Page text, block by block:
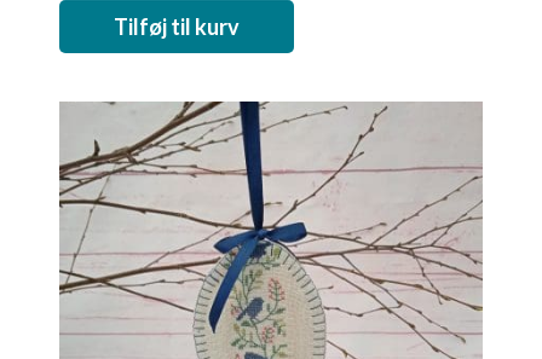
Tilføj til kurv